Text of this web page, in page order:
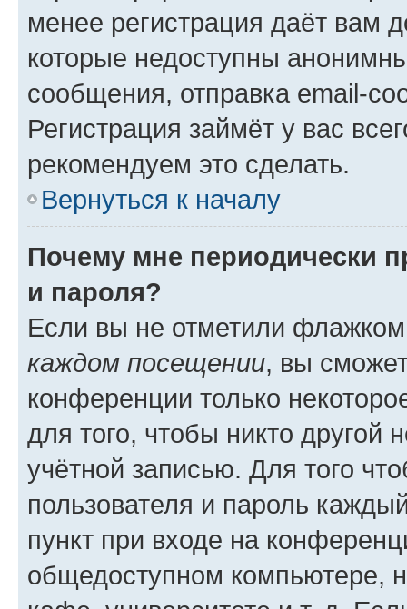
менее регистрация даёт вам
которые недоступны
сообщения, отправка email-
Регистрация займёт у вас
рекомендуем это сделать.
Вернуться к началу
Почему мне периодически
и пароля?
Если вы не отметили
каждом посещении, вы
конференции только
для того, чтобы никто другой
учётной записью. Для того
пользователя и пароль
пункт при входе на
общедоступном компьютере,